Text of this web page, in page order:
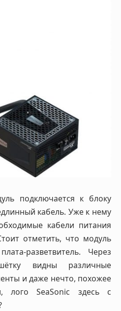
подключается к блоку
кабель. Уже к нему
кабели питания
отметить, что модуль
разветвитель. Через
видны различные
и даже нечто, похожее
лого SeaSonic здесь с